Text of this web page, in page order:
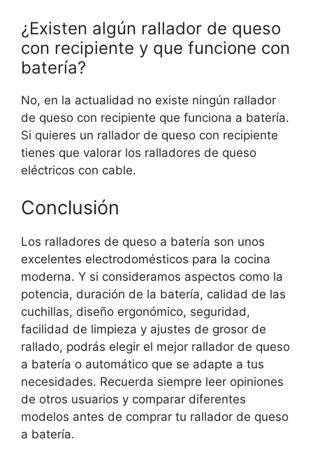
¿Existen algún rallador de queso
con recipiente y que funcione con
batería?
No, en la actualidad no existe ningún rallador
de queso con recipiente que funciona a batería.
Si quieres un rallador de queso con recipiente
tienes que valorar los ralladores de queso
eléctricos con cable.
Conclusión
Los ralladores de queso a batería son unos
excelentes electrodomésticos para la cocina
moderna. Y si consideramos aspectos como la
potencia, duración de la batería, calidad de las
cuchillas, diseño ergonómico, seguridad,
facilidad de limpieza y ajustes de grosor de
rallado, podrás elegir el mejor rallador de queso
a batería o automático que se adapte a tus
necesidades. Recuerda siempre leer opiniones
de otros usuarios y comparar diferentes
modelos antes de comprar tu rallador de queso
a batería.